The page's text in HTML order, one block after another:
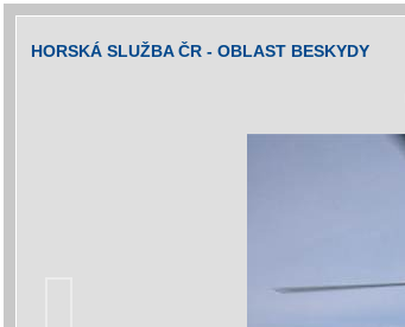
HORSKÁ SLUŽBA ČR - OBLAST BESKYDY